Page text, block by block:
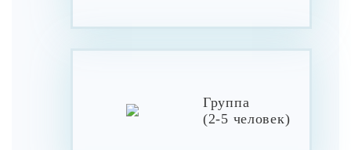
Группа
(2-5 человек)